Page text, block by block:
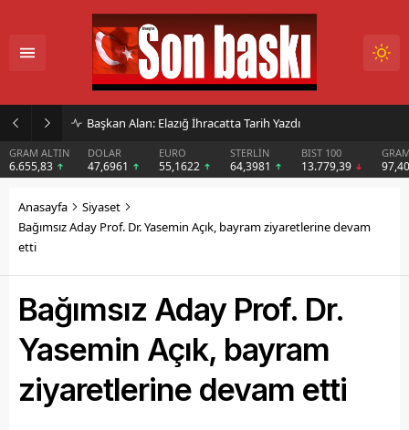
İmar Kararı Mahkemeye Taşındı
DOLAR
47,6961
EURO
55,1622
STERLİN
64,3981
BIST 100
13.779,39
GRAM GÜMÜŞ
97,40
Anasayfa
Siyaset
Bağımsız Aday Prof. Dr. Yasemin Açık, bayram ziyaretlerine devam
etti
Bağımsız Aday Prof. Dr.
Yasemin Açık, bayram
ziyaretlerine devam etti